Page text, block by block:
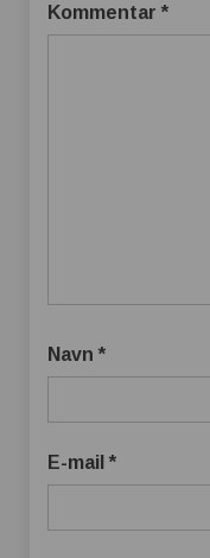
Kommentar *
Navn *
E-mail *